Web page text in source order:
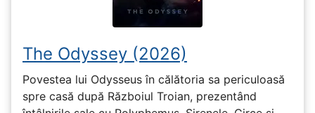
The Odyssey (2026)
Povestea lui Odysseus în călătoria sa periculoasă
spre casă după Războiul Troian, prezentând